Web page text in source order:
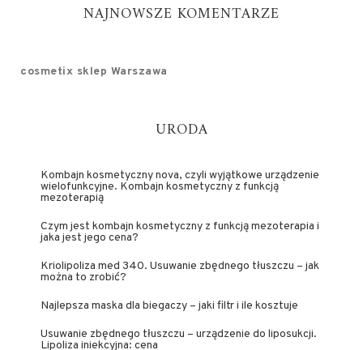
NAJNOWSZE KOMENTARZE
cosmetix sklep Warszawa
URODA
Kombajn kosmetyczny nova, czyli wyjątkowe urządzenie
wielofunkcyjne. Kombajn kosmetyczny z funkcją
mezoterapią
Czym jest kombajn kosmetyczny z funkcją mezoterapia i
jaka jest jego cena?
Kriolipoliza med 340. Usuwanie zbędnego tłuszczu – jak
można to zrobić?
Najlepsza maska dla biegaczy – jaki filtr i ile kosztuje
Usuwanie zbędnego tłuszczu – urządzenie do liposukcji.
Lipoliza iniekcyjna: cena